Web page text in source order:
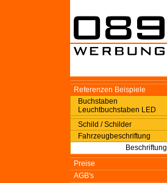
Referenzen Beispiele
Buchstaben
Leuchtbuchstaben LED
Schild / Schilder
Fahrzeugbeschriftung
Beschriftung
Preise
AGB's